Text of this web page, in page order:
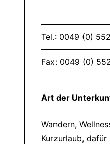
Tel.: 0049 (0)
Fax: 0049 (0)
Art der
Wandern,
Kurzurlaub,